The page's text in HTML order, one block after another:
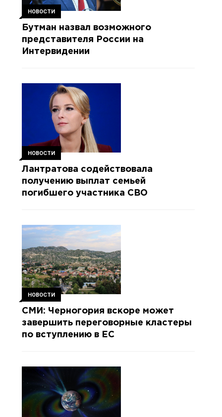
НОВОСТИ
Бутман назвал возможного
представителя России на
Интервидении
НОВОСТИ
Лантратова содействовала
получению выплат семьей
погибшего участника СВО
НОВОСТИ
СМИ: Черногория вскоре может
завершить переговорные кластеры
по вступлению в ЕС